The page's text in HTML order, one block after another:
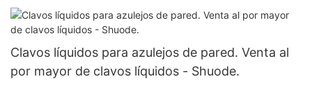
Clavos líquidos para azulejos de pared. Venta al
por mayor de clavos líquidos - Shuode.